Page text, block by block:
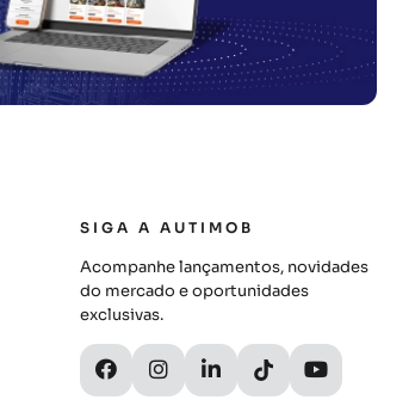
SIGA A AUTIMOB
Acompanhe lançamentos, novidades
do mercado e oportunidades
exclusivas.